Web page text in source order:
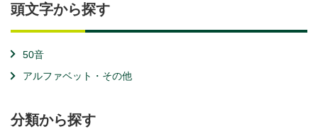
頭文字から探す
50音
アルファベット・その他
分類から探す